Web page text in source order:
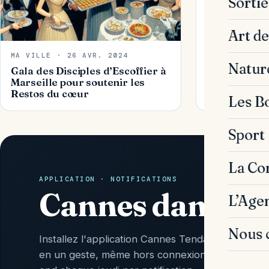
Art
Les
Sport
La
Nous
MA VILLE · 26 AVR. 2024
Gala des Disciples d’Escoffier à
Marseille pour soutenir les
Restos du cœur
Découvrez
de la
APPLICATION · NOTIFICATIONS
Cannes dans
Installez l'application Cannes Tendances : l'actu
en un geste, même hors connexion, et